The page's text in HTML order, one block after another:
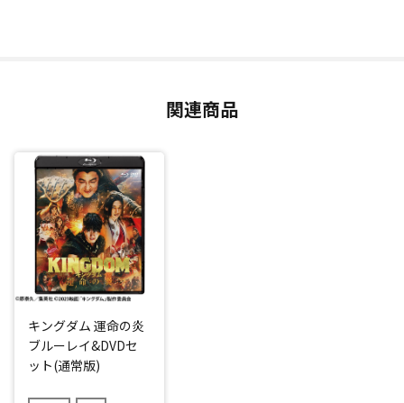
関連商品
キングダム 運命の炎
ブルーレイ&DVDセ
ット(通常版)